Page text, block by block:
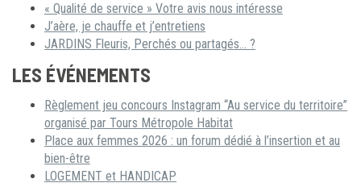
« Qualité de service » Votre avis nous intéresse
J’aère, je chauffe et j’entretiens
JARDINS Fleuris, Perchés ou partagés… ?
LES ÉVÉNEMENTS
Règlement jeu concours Instagram “Au service du territoire”
organisé par Tours Métropole Habitat
Place aux femmes 2026 : un forum dédié à l’insertion et au
bien-être
LOGEMENT et HANDICAP